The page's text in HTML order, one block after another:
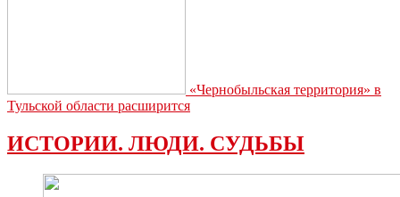
«Чернобыльская территория» в
Тульской области расширится
ИСТОРИИ. ЛЮДИ. СУДЬБЫ